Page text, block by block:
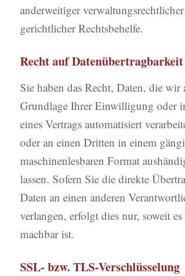
anderweitiger
gerichtlicher Rechtsbehelfe.
Recht auf Datenübertragbarkeit
Sie haben das Recht, Daten, die wir
Grundlage Ihrer Einwilligung oder
eines Vertrags automatisiert
oder an einen Dritten in einem
maschinenlesbaren Format
lassen. Sofern Sie die direkte
Daten an einen anderen
verlangen, erfolgt dies nur, soweit es
machbar ist.
SSL- bzw. TLS-Verschlüsselung